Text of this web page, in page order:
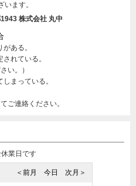
ます。
株式会社 丸中
ある。
れている。
い。）
まっている。
ご連絡ください。
業日です
次月＞
今日
＜前月